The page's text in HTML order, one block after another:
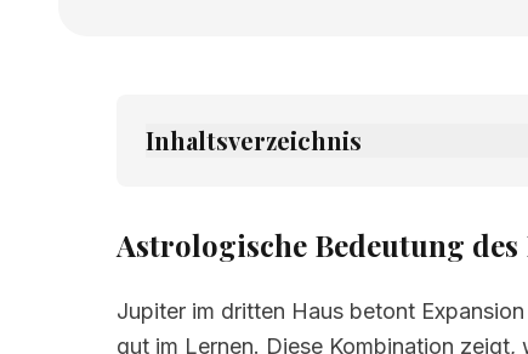
Inhaltsverzeichnis
Astrologische Bedeutung
Jupiter im dritten Haus betont
gut im Lernen. Diese Kombination